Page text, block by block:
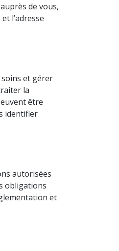
de vous,
l’adresse
et gérer
la
être
identifier
autorisées
obligations
et